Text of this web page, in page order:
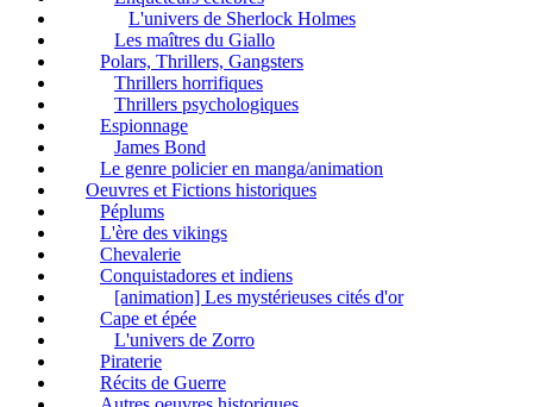
L'univers de Sherlock Holmes
Les maîtres du Giallo
Polars, Thrillers, Gangsters
Thrillers horrifiques
Thrillers psychologiques
Espionnage
James Bond
Le genre policier en manga/animation
Oeuvres et Fictions historiques
Péplums
L'ère des vikings
Chevalerie
Conquistadores et indiens
[animation] Les mystérieuses cités d'or
Cape et épée
L'univers de Zorro
Piraterie
Récits de Guerre